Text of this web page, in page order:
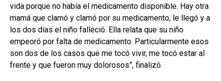
vida porque no había el medicamento disponible. Hay otra
mamá que clamó y clamó por su medicamento, le llegó y a
los dos días el niño falleció. Ella relata que su niño
empeoró por falta de medicamento. Particularmente esos
son dos de los casos que me tocó vivir, me tocó estar al
frente y que fueron muy dolorosos”, finalizó.